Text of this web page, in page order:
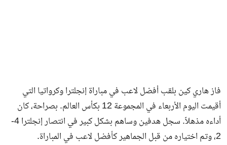
فاز هاري كين بلقب أفضل لاعب في مباراة إنجلترا وكرواتيا التي
أقيمت اليوم الأربعاء في المجموعة 12 بكأس العالم. بصراحة، كان
أداءه مذهلاً. سجل هدفين وساهم بشكل كبير في انتصار إنجلترا 4-
2، وتم اختياره من قبل الجماهير كأفضل لاعب في المباراة.